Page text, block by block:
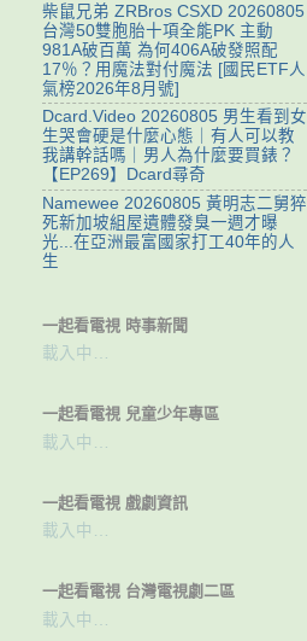
柴鼠兄弟 ZRBros CSXD 20260805
台灣50雙胞胎十項全能PK 主動
981A破百萬 為何406A破發照配
17％？用魔法對付魔法 [國民ETF人
氣榜2026年8月號]
Dcard.Video 20260805 男生看到女
生哭會硬是什麼心態｜有人可以教
我講幹話嗎｜男人為什麼要買錶？
【EP269】Dcard尋奇
Namewee 20260805 黃明志二舅猝
死新加坡組屋遺體發臭一週才曝
光...在亞洲最富國家打工40年的人
生
一起看電視 時事新聞
載入中…
一起看電視 兒童少年專區
載入中…
一起看電視 戲劇資訊
載入中…
一起看電視 台灣電視劇二區
載入中…